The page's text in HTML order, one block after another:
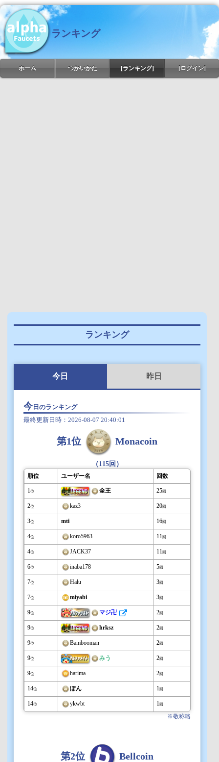
ランキング
ホーム つかいかた [ランキング] [ログイン]
ランキング
今日 昨日
今日のランキング
最終更新日時：2026-08-07 20:40:01
第1位 Monacoin
（115回）
順位 ユーザー名 回数
1 位 全王 25回
2位 kaz3 20回
3位 mti 16回
4位 koro5963 11 回
4位 JACK37 11 回
6位 inaba178 5回
7位 Halu 3回
7位 miyabi 3回
9位 マジ卍 2回
9位 hrksz 2回
9位 Bambooman 2回
9位 みう 2回
9位 harima 2回
14位 ぽん 1 回
14位 ykwbt 1 回
※敬称略
第2位 Bellcoin